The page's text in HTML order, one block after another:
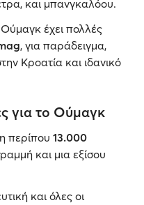
και μπανγκαλόου.
έχει πολλές
, για παράδειγμα,
Κροατία και ιδανικό
για το Ούμαγκ
περίπου 13.000
και μια εξίσου
και όλες οι